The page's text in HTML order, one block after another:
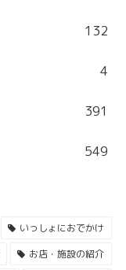
132
4
391
549
いっしょにおでかけ
お店・施設の紹介